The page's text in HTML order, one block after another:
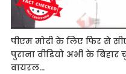
पीएम मोदी के लिए फिर से
पुराना वीडियो अभी के
वायरल…